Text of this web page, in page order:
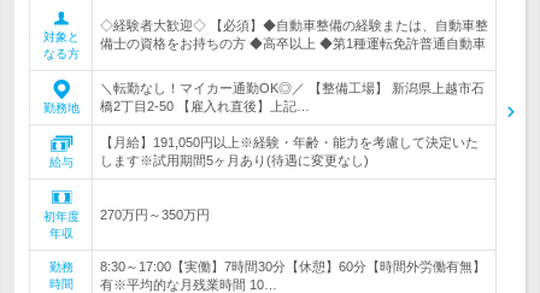
対象と
なる方
◇経験者大歓迎◇ 【必須】◆自動車整備の経験または、自動車整
備士の資格をお持ちの方 ◆高卒以上 ◆第1種運転免許普通自動車
勤務地
＼転勤なし！マイカー通勤OK◎／ 【整備工場】 新潟県上越市石
橋2丁目2-50 【雇入れ直後】上記…
給与
【月給】191,050円以上※経験・年齢・能力を考慮して決定いた
します※試用期間5ヶ月あり(待遇に変更なし)
初年度
年収
270万円～350万円
勤務
時間
8:30～17:00【実働】7時間30分【休憩】60分【時間外労働有無】
有※平均的な月残業時間 10…